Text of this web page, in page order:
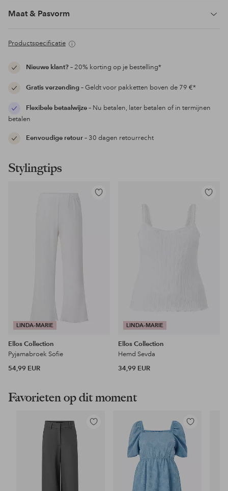
Maat & Pasvorm
Productspecificatie
Nieuwe klant?– 20% korting op je bestelling*
Gratis verzending– Geldt voor pakketten boven de 79 €*
Flexibele betaalwijze– Nu betalen, later betalen of in termijnen
betalen
Eenvoudige retour– 30 dagen retourrecht
Stylingtips
LINDA-MARIE
Toevoegen
Ellos Collection
Pyjamabroek Sofie
54,99 EUR
LINDA-MARIE
Ellos Collection
Hemd Sevda
34,99 EUR
Favorieten op dit moment
Toevoegen
Toevoegen
aan
favorieten